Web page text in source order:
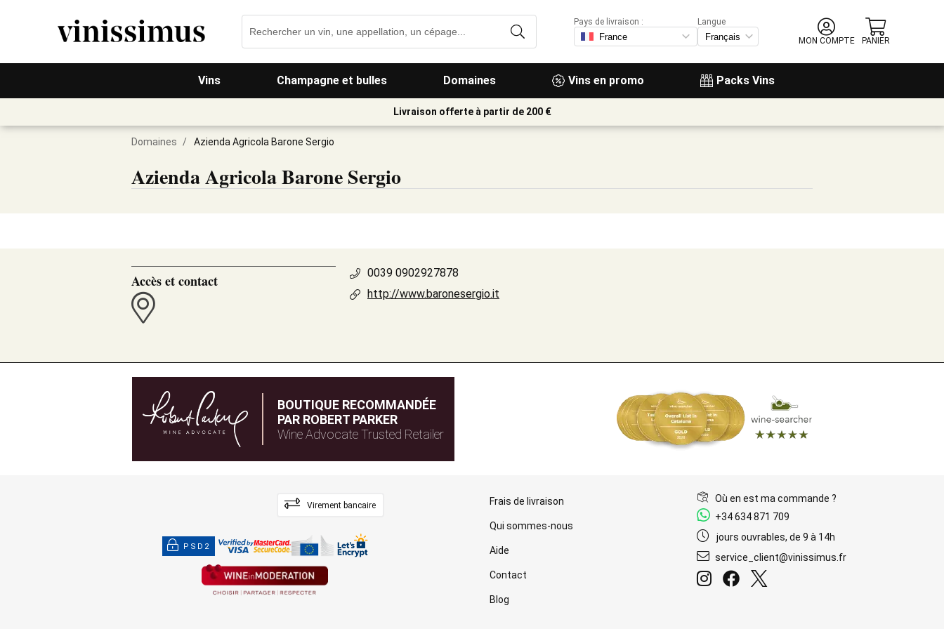
Vins Champagne et bulles Domaines Vins en promo Packs Vins
Pays de livraison :
Langue
MON COMPTE
PANIER
Livraison offerte à partir de 200 €
Domaines / Azienda Agricola Barone Sergio
Azienda Agricola Barone Sergio
Accès et contact
0039 0902927878
http://www.baronesergio.it
BOUTIQUE RECOMMANDÉE
PAR ROBERT PARKER
Wine Advocate Trusted Retailer
Virement bancaire
PSD2
Frais de livraison
Qui sommes-nous
Aide
Contact
Blog
Où en est ma commande ?
+34 634 871 709
jours ouvrables, de 9 à 14h
service_client@vinissimus.fr